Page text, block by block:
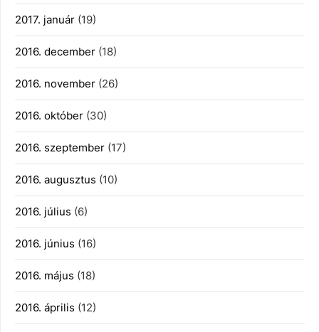
2017. január (19)
2016. december (18)
2016. november (26)
2016. október (30)
2016. szeptember (17)
2016. augusztus (10)
2016. július (6)
2016. június (16)
2016. május (18)
2016. április (12)